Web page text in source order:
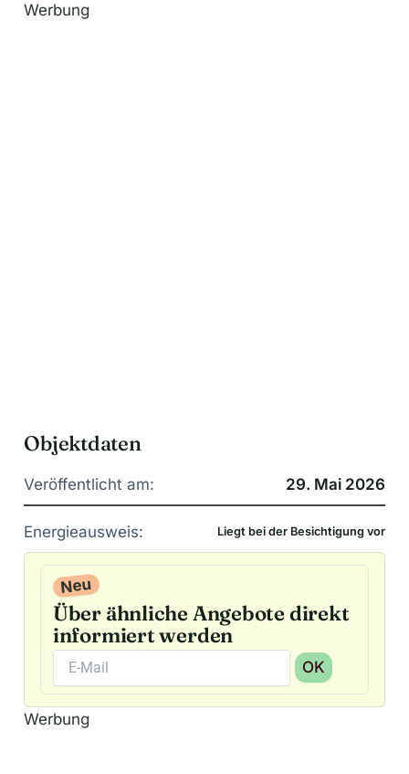
Werbung
Objektdaten
Veröffentlicht am: 29. Mai 2026
Energieausweis: Liegt bei der Besichtigung vor
Neu
Über ähnliche Angebote direkt
informiert werden
OK
A
l
Werbung